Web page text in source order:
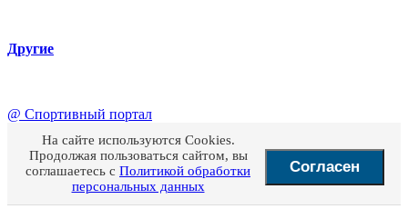
Другие
@ Спортивный портал
На сайте используются Cookies.
Продолжая пользоваться сайтом, вы
соглашаетесь с Политикой обработки
персональных данных
Согласен